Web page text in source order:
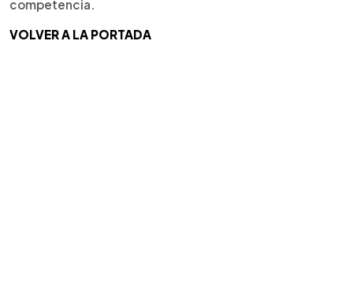
competencia.
VOLVER A LA PORTADA